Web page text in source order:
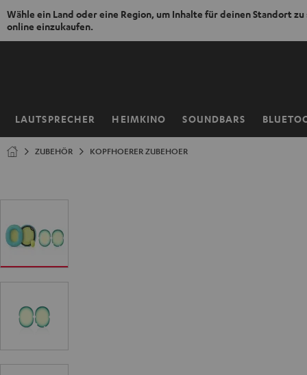
Wähle ein Land oder eine Region, um Inhalte für deinen Standort zu
online einzukaufen.
ZUM
LAUTSPRECHER HEIMKINO SOUNDBARS
Startseite
ZUBEHÖR KOPFHOERER ZUBEHOER